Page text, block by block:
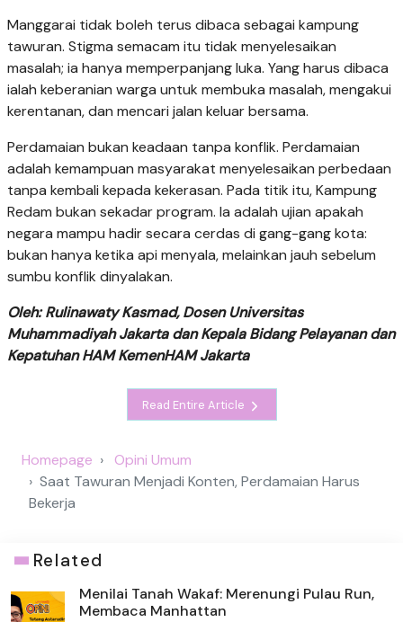
Manggarai tidak boleh terus dibaca sebagai kampung
tawuran. Stigma semacam itu tidak menyelesaikan
masalah; ia hanya memperpanjang luka. Yang harus dibaca
ialah keberanian warga untuk membuka masalah, mengakui
kerentanan, dan mencari jalan keluar bersama.
Perdamaian bukan keadaan tanpa konflik. Perdamaian
adalah kemampuan masyarakat menyelesaikan perbedaan
tanpa kembali kepada kekerasan. Pada titik itu, Kampung
Redam bukan sekadar program. Ia adalah ujian apakah
negara mampu hadir secara cerdas di gang-gang kota:
bukan hanya ketika api menyala, melainkan jauh sebelum
sumbu konflik dinyalakan.
Oleh: Rulinawaty Kasmad, Dosen Universitas
Muhammadiyah Jakarta dan Kepala Bidang Pelayanan dan
Kepatuhan HAM KemenHAM Jakarta
Read Entire Article
Homepage
Opini Umum
Saat Tawuran Menjadi Konten, Perdamaian Harus
Bekerja
Related
Menilai Tanah Wakaf: Merenungi Pulau Run,
Membaca Manhattan